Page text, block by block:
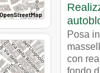
Posa
con
fondo